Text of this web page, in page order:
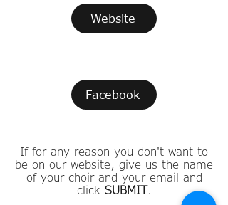
Website
Facebook
If for any reason you don't want to
be on our website, give us the name
of your choir and your email and
click SUBMIT.